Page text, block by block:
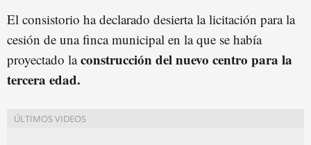
El consistorio ha declarado desierta la licitación para la
cesión de una finca municipal en la que se había
proyectado laconstrucción del nuevo centro para la
tercera edad.